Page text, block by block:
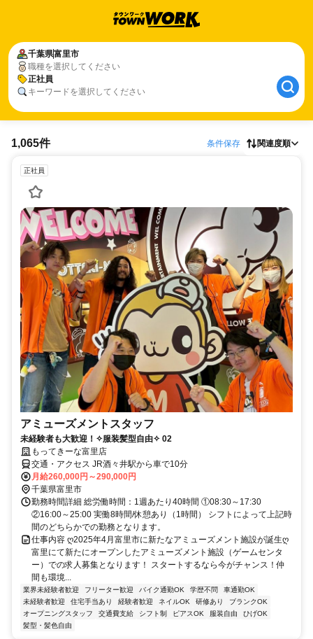
千葉県富里市
職種を選択してください
正社員
キーワードを選択してください
1,065件 条件保存 関連度順
正社員
アミューズメントスタッフ
未経験者も大歓迎！✧服装髪型自由✧ 02
もってきーな富里店
交通・アクセス JR酒々井駅から車で10分
月給260,000円～290,000円
千葉県富里市
勤務時間詳細 総労働時間：1週あたり40時間 ①08:30～17:30
②16:00～25:00 実働8時間/休憩あり（1時間） シフトによって上記時
間のどちらかでの勤務となります。
仕事内容 ღ2025年4月富里市に新たなアミューズメント施設が誕生ღ
富里にて新たにオープンしたアミューズメント施設（ゲームセンタ
ー）での求人募集となります！ スタートするなら今がチャンス！仲
間も環境...
業界未経験者歓迎 フリーター歓迎 バイク通勤OK 学歴不問
車通勤OK
未経験者歓迎
住宅手当あり 経験者歓迎 ネイルOK 研修あり
ブランクOK
オープニングスタッフ
交通費支給 シフト制 ピアスOK 服装自由
ひげOK
髪型・髪色自由